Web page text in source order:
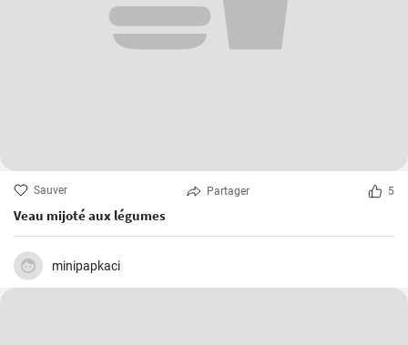
Sauver Partager 5
Veau mijoté aux légumes
minipapkaci